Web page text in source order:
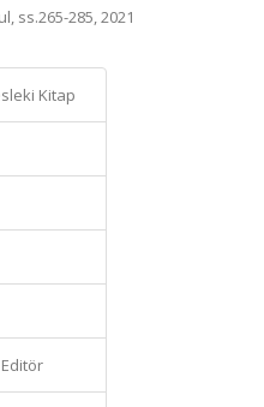
ss.265-285, 2021
Kitap